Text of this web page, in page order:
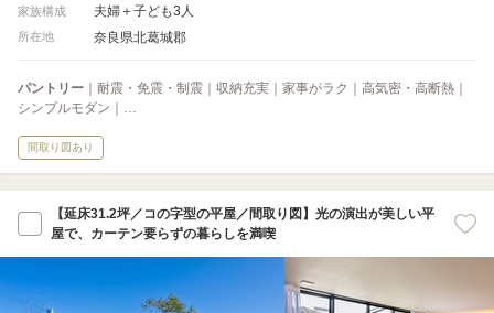
家族構成 夫婦＋子ども3人
所在地 奈良県北葛城郡
パントリー ｜耐震・免震・制震｜収納充実｜家事がラク｜高気密・高断熱｜
シンプルモダン｜…
間取り図あり
【延床31.2坪／コの字型の平屋／間取り図】光の演出が美しい平
屋で、カーテン要らずの暮らしを満喫